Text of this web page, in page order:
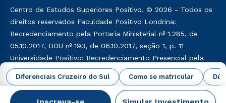
Diferenciais Cruzeiro do Sul Como se matricular
semestre vigente, que ainda não tenham efetivado
e/ou não tenham cancelado ou trancado sua
matrícula em uma das Instituições da Cruzeiro do
Sul Educacional, no período de um ano. Tais
condições não se aplicam aos cursos de Medicina, e
outros programas governamentais, e não se
acumula com nenhuma outra campanha ofertada
Centro de Estudos Superiores Positivo. © 2026 - Todos os
direitos reservados Faculdade Positivo Londrina:
Recredenciamento pela Portaria Ministerial nº 1.285, de
05.10.2017, DOU nº 193, de 06.10.2017, seção 1, p. 11
Universidade Positivo: Recredenciamento Presencial pela
Portaria Ministerial nº 169, de 03.02.2017, DOU nº 26, de
06.02.2017, seção 1, p. 15 Credenciamento EAD pela
Portaria Ministerial nº 1.071, de 01.11.2013, DOU nº 43, de